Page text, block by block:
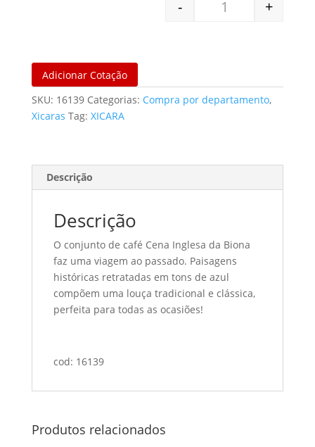
XICARA CAFE 65
- +
Adicionar Cotação
SKU: 16139 Categorias: Compra por departamento,
Xicaras Tag: XICARA
Descrição
Descrição
O conjunto de café Cena Inglesa da Biona
faz uma viagem ao passado. Paisagens
históricas retratadas em tons de azul
compõem uma louça tradicional e clássica,
perfeita para todas as ocasiões!
cod: 16139
Produtos relacionados